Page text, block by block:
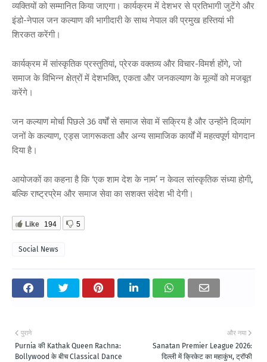
व्यक्तियों को सम्मानित किया जाएगा। कार्यक्रम में देशभर से प्रतिभागी जुटेंगे और
इंडो-नेपाल जन कल्याण की भागीदारी के साथ नेपाल की प्रमुख हस्तियां भी
शिरकत करेंगी।
कार्यक्रम में सांस्कृतिक प्रस्तुतियां, प्रेरक वक्तव्य और विचार-विमर्श होंगे, जो
समाज के विभिन्न क्षेत्रों में देशभक्ति, एकता और जनकल्याण के मूल्यों को मजबूत
करेंगे।
जन कल्याण मोर्चा पिछले 36 वर्षों से समाज सेवा में सक्रिय है और उन्होंने दिव्यांग
जनों के कल्याण, एड्स जागरूकता और अन्य सामाजिक कार्यों में महत्वपूर्ण योगदान
दिया है।
आयोजकों का कहना है कि ‘एक शाम देश के नाम’ न केवल सांस्कृतिक संध्या होगी,
बल्कि राष्ट्रप्रेम और समाज सेवा का सशक्त संदेश भी देगी।
Like 194 5
Social News
और नया
Sanatan Premier League 2026:
दिल्ली में क्रिकेट का महाकुंभ, ट्रॉफी
पुराने
Purnia की Kathak Queen Rachna:
Bollywood के बीच Classical Dance